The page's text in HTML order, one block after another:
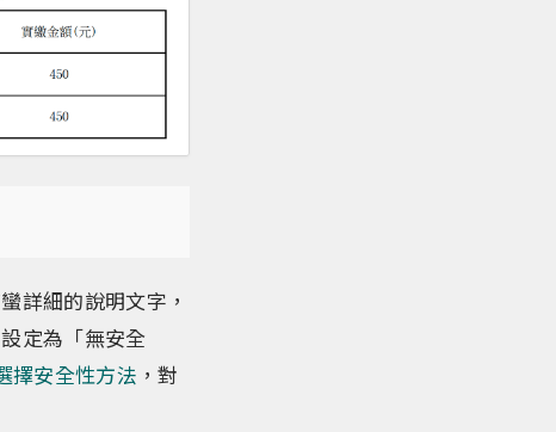
詳細的說明文字，
定為「無安全
擇安全性方法 ，對